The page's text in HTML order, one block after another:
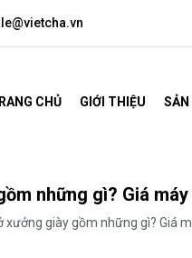
CHỦ GIỚI THIỆU
những gì? Giá
xưởng giày gồm những gì? Giá